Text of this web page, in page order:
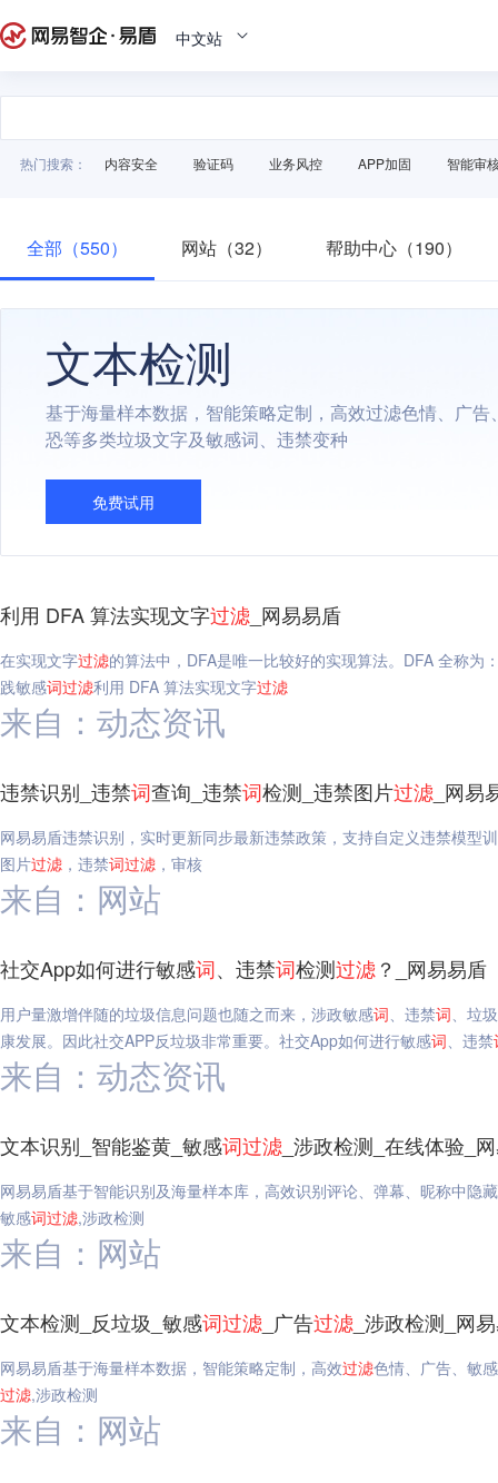
中文站
热门搜索： 内容安全 验证码 业务风控 APP加固 智能审
全部（550） 网站（32） 帮助中心（190）
文本检测
基于海量样本数据，智能策略定制，高效过滤色情、广告
恐等多类垃圾文字及敏感词、违禁变种
免费试用
利用 DFA 算法实现文字过滤 _网易易盾
在实现文字过滤的算法中，DFA是唯一比较好的实现算法。DFA 全称
践敏感词过滤利用 DFA 算法实现文字过滤
来自：动态资讯
违禁识别_违禁词查询_违禁词检测_违禁图片过滤 _网易
网易易盾违禁识别，实时更新同步最新违禁政策，支持自定义违禁模型
图片过滤 ，违禁词过滤 ，审核
来自：网站
社交App如何进行敏感词、违禁词检测过滤 ？_网易易盾
用户量激增伴随的垃圾信息问题也随之而来，涉政敏感词、违禁词、垃
康发展。因此社交APP反垃圾非常重要。社交App如何进行敏感词、违禁
来自：动态资讯
文本识别_智能鉴黄_敏感词过滤 _涉政检测_在线体验_
网易易盾基于智能识别及海量样本库，高效识别评论、弹幕、昵称中隐
敏感词过滤,涉政检测
来自：网站
文本检测_反垃圾_敏感词过滤 _广告过滤 _涉政检测_网
网易易盾基于海量样本数据，智能策略定制，高效过滤色情、广告、敏
过滤,涉政检测
来自：网站